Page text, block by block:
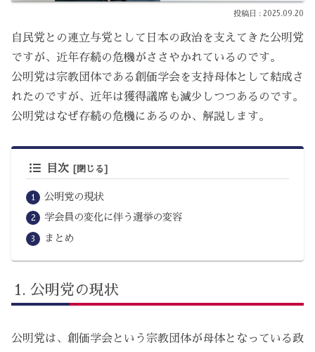
2025.09.20
自民党との連立与党として日本の政治を支えてきた公明党
ですが、近年存続の危機がささやかれているのです。
公明党は宗教団体である創価学会を支持母体として結成さ
れたのですが、近年は獲得議席も減少しつつあるのです。
公明党はなぜ存続の危機にあるのか、解説します。
目次
公明党の現状
学会員の変化に伴う選挙の変容
まとめ
公明党の現状
公明党は、創価学会という宗教団体が母体となっている政